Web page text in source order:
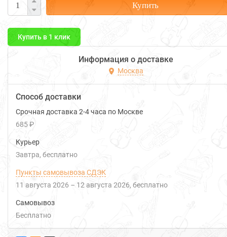
Купить
Купить в 1 клик
Информация о доставке
Москва
Способ доставки
Срочная доставка 2-4 часа по Москве
685 ₽
Курьер
Завтра
Бесплатно
Пункты самовывоза СДЭК
11 августа 2026 – 12 августа 2026 Бесплатно
Самовывоз
Бесплатно